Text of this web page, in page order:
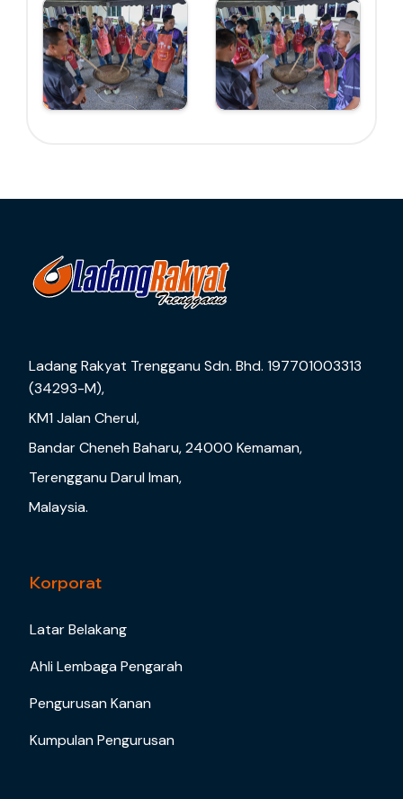
Ladang Rakyat Trengganu Sdn. Bhd. 197701003313
(34293-M),
KM1 Jalan Cherul,
Bandar Cheneh Baharu, 24000 Kemaman,
Terengganu Darul Iman,
Malaysia.
Korporat
Latar Belakang
Ahli Lembaga Pengarah
Pengurusan Kanan
Kumpulan Pengurusan